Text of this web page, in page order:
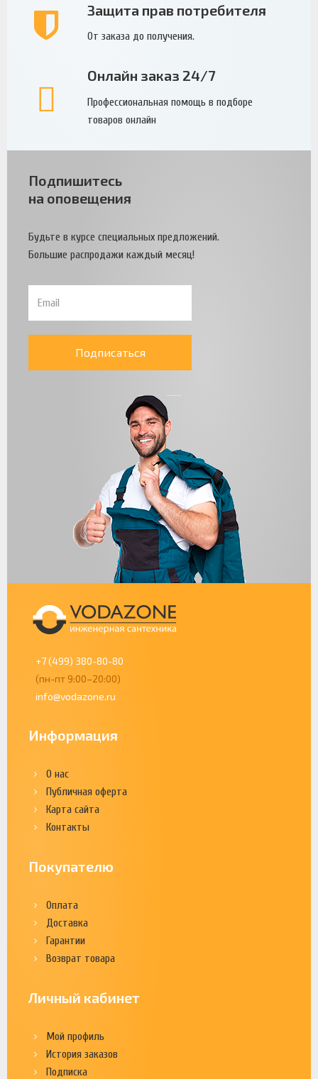
Защита прав потребителя
От заказа до получения.
Онлайн заказ 24/7
Профессиональная помощь в подборе
товаров онлайн
Подпишитесь
на оповещения
Будьте в курсе специальных предложений.
Большие распродажи каждый месяц!
Подписаться
+7 (499) 380-80-80
(пн-пт 9:00–20:00)
info@vodazone.ru
Информация
О нас
Публичная оферта
Карта сайта
Контакты
Покупателю
Оплата
Доставка
Гарантии
Возврат товара
Личный кабинет
Мой профиль
История заказов
Подписка